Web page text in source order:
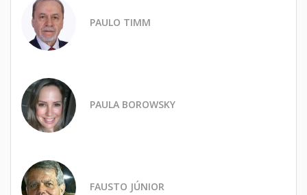
PAULO TIMM
PAULA BOROWSKY
FAUSTO JÚNIOR